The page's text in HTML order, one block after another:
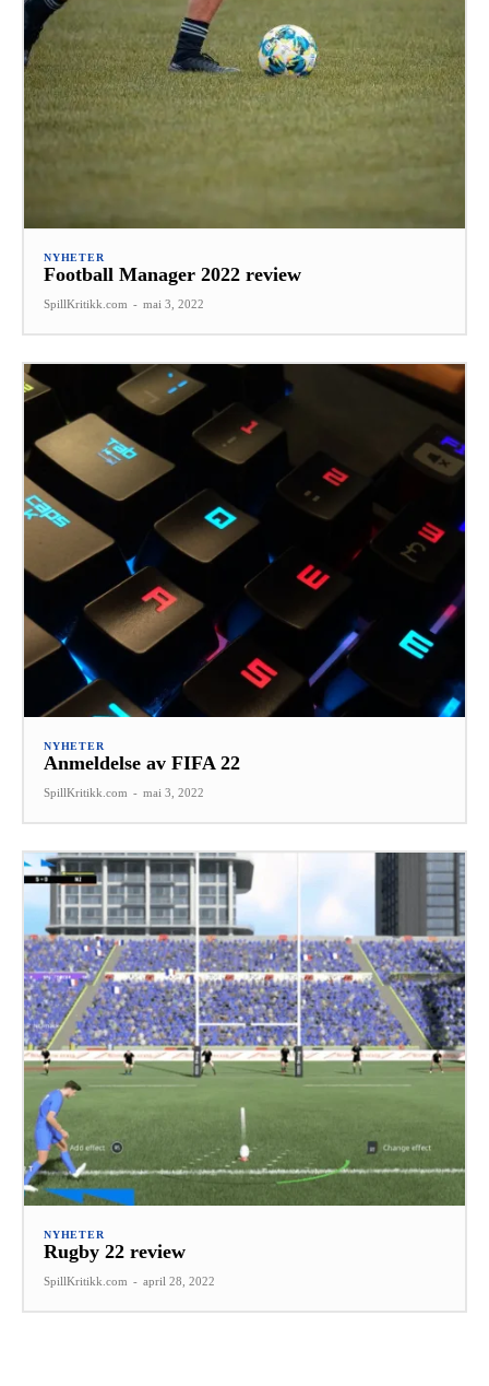
NYHETER
Football Manager 2022 review
SpillKritikk.com - mai 3, 2022
NYHETER
Anmeldelse av FIFA 22
SpillKritikk.com - mai 3, 2022
NYHETER
Rugby 22 review
SpillKritikk.com - april 28, 2022